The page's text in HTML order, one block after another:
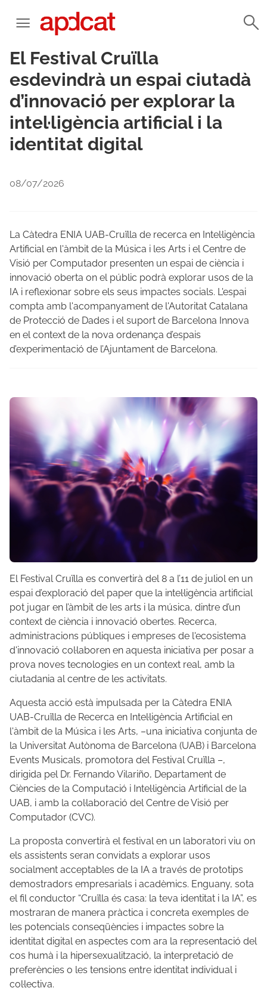
El Festival Cruïlla
esdevindrà un espai ciutadà
d’innovació per explorar la
intel·ligència artificial i la
identitat digital
08/07/2026
La Càtedra ENIA UAB-Cruïlla de recerca en Intel·ligència
Artificial en l'àmbit de la Música i les Arts i el Centre de
Visió per Computador presenten un espai de ciència i
innovació oberta on el públic podrà explorar usos de la
IA i reflexionar sobre els seus impactes socials. L'espai
compta amb l'acompanyament de l'Autoritat Catalana
de Protecció de Dades i el suport de Barcelona Innova
en el context de la nova ordenança d’espais
d’experimentació de l’Ajuntament de Barcelona.
El Festival Cruïlla es convertirà del 8 a l’11 de juliol en un
espai d’exploració del paper que la intel·ligència artificial
pot jugar en l’àmbit de les arts i la música, dintre d’un
context de ciència i innovació obertes. Recerca,
administracions públiques i empreses de l'ecosistema
d'innovació col·laboren en aquesta iniciativa per posar a
prova noves tecnologies en un context real, amb la
ciutadania al centre de les activitats.
Aquesta acció està impulsada per la Càtedra ENIA
UAB-Cruïlla de Recerca en Intel·ligència Artificial en
l'àmbit de la Música i les Arts, –una iniciativa conjunta de
la Universitat Autònoma de Barcelona (UAB) i Barcelona
Events Musicals, promotora del Festival Cruïlla –,
dirigida pel Dr. Fernando Vilariño, Departament de
Ciències de la Computació i Intel·ligència Artificial de la
UAB, i amb la col·laboració del Centre de Visió per
Computador (CVC).
La proposta convertirà el festival en un laboratori viu on
els assistents seran convidats a explorar usos
socialment acceptables de la IA a través de prototips
demostradors empresarials i acadèmics. Enguany, sota
el fil conductor “Cruïlla és casa: la teva identitat i la IA”, es
mostraran de manera pràctica i concreta exemples de
les potencials conseqüències i impactes sobre la
identitat digital en aspectes com ara la representació del
cos humà i la hipersexualització, la interpretació de
preferències o les tensions entre identitat individual i
col·lectiva.